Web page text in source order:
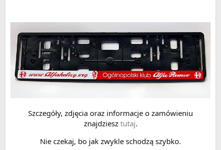
Szczegóły, zdjęcia oraz informacje o zamówieniu
znajdziesz tutaj.
Nie czekaj, bo jak zwykle schodzą szybko.